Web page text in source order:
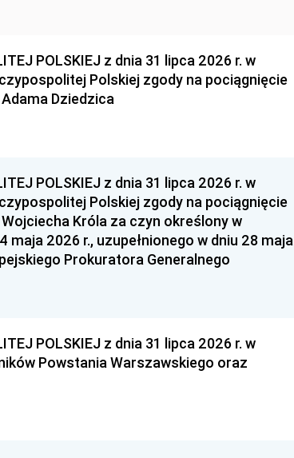
POLSKIEJ z dnia 31 lipca 2026 r. w
Polskiej zgody na pociągnięcie
Dziedzica
POLSKIEJ z dnia 31 lipca 2026 r. w
Polskiej zgody na pociągnięcie
Króla za czyn określony w
2026 r., uzupełnionego w dniu 28 maja
Prokuratora Generalnego
POLSKIEJ z dnia 31 lipca 2026 r. w
Powstania Warszawskiego oraz